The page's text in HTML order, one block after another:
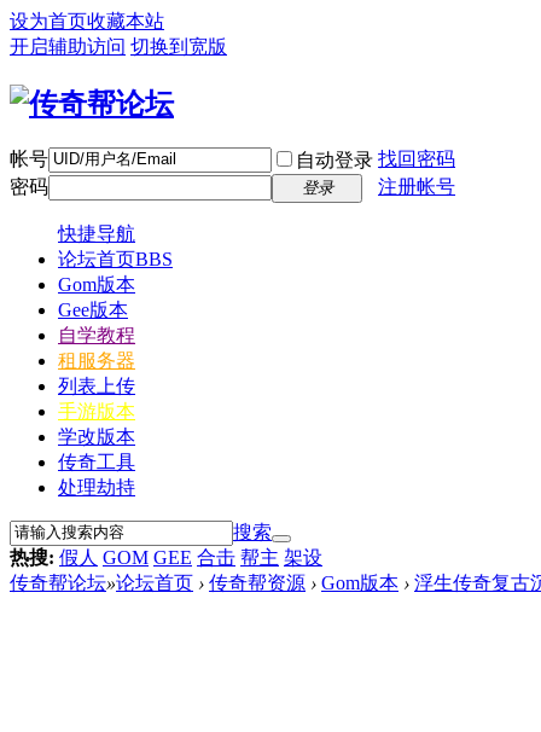
设为首页收藏本站
开启辅助访问 切换到宽版
帐号 自动登录 找回密码
密码
登录 注册帐号
快捷导航
论坛首页BBS
Gom版本
Gee版本
自学教程
租服务器
列表上传
手游版本
学改版本
传奇工具
处理劫持
搜索
热搜: 假人 GOM GEE 合击 帮主 架设
传奇帮论坛»论坛首页 › 传奇帮资源 › Gom版本 › 浮生传奇复古